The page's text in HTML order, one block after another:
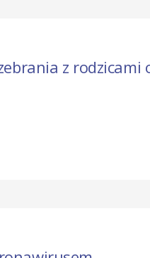
z rodzicami